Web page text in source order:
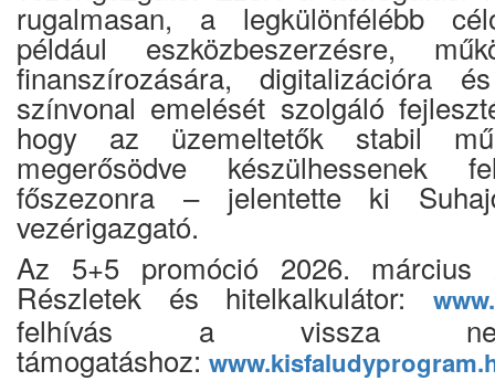
rugalmasan, a legkülönfélébb
például eszközbeszerzésre,
finanszírozására, digitalizációra
színvonal emelését szolgáló
hogy az üzemeltetők stabil
megerősödve készülhessenek
főszezonra – jelentette ki
vezérigazgató.
Az 5+5 promóció 2026. március
Részletek és hitelkalkulátor:
felhívás a vissza
támogatáshoz: